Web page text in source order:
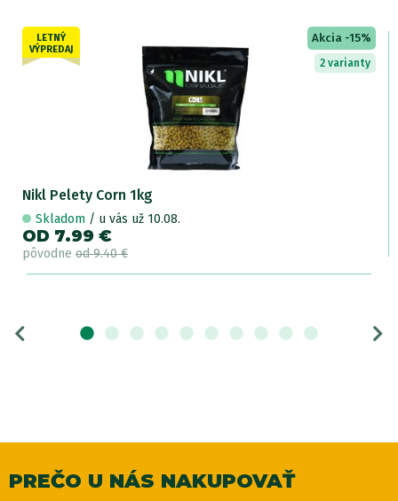
LETNÝ
VÝPREDAJ
Akcia -15%
2 varianty
Nikl Pelety Corn 1kg
Skladom / u vás už 10.08.
OD 7.99 €
pôvodne od 9.40 €
PREČO U NÁS NAKUPOVAŤ